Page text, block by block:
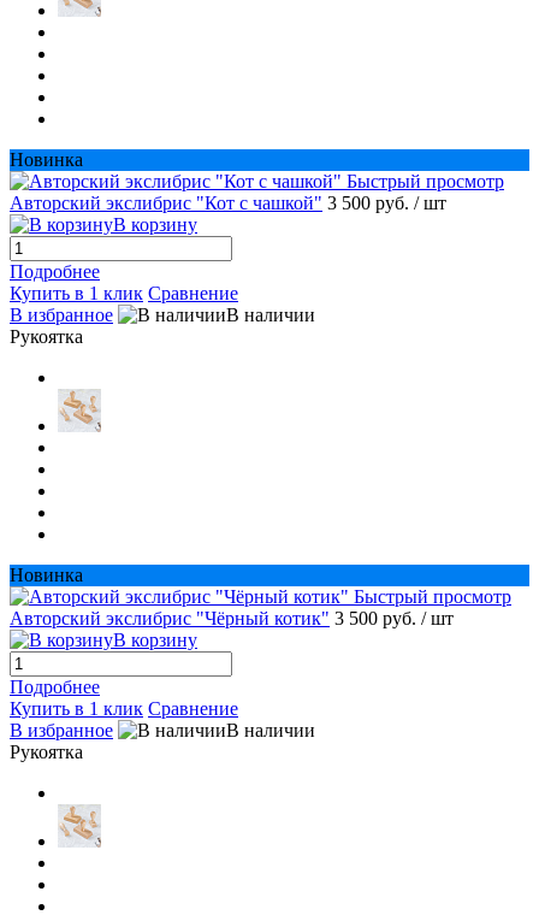
Новинка
Быстрый просмотр
Авторский экслибрис "Кот с чашкой" 3 500 руб. / шт
В корзину
Подробнее
Купить в 1 клик Сравнение
В избранное
В наличии
Рукоятка
Новинка
Быстрый просмотр
Авторский экслибрис "Чёрный котик" 3 500 руб. / шт
В корзину
Подробнее
Купить в 1 клик Сравнение
В избранное
В наличии
Рукоятка